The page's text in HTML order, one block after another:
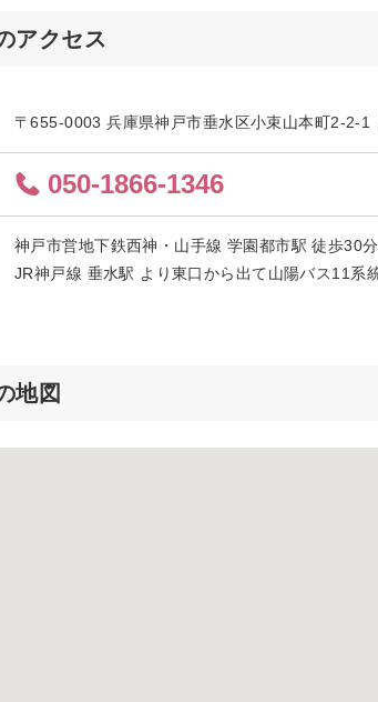
アクセス
〒655-0003 兵庫県神戸市垂水区小束山本町2-2-1
050-1866-1346
神戸市営地下鉄西神・山手線 学園都市駅 徒歩30
JR神戸線 垂水駅 より東口から出て山陽バス11系
地図